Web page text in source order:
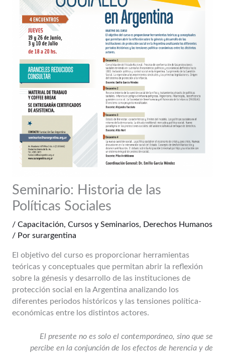
Seminario: Historia de las
Políticas Sociales
/ Capacitación, Cursos y Seminarios, Derechos Humanos
/ Por surargentina
El objetivo del curso es proporcionar herramientas
teóricas y conceptuales que permitan abrir la reflexión
sobre la génesis y desarrollo de las instituciones de
protección social en la Argentina analizando los
diferentes periodos históricos y las tensiones política-
económicas entre los distintos actores.
El presente no es solo el contemporáneo, sino que se
percibe en la conjunción de los efectos de herencia y de